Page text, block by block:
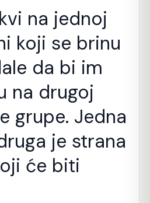
na jednoj
koji se brinu
da bi im
na drugoj
grupe. Jedna
je strana
će biti